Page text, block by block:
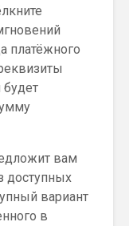
платёжного
будет
вам
доступных
вариант
в